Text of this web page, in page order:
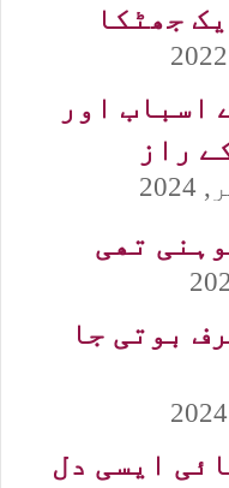
جھٹکا
اسباب اور
راز
ﺗﮭﯽ
بوتی جا
ایسی دل